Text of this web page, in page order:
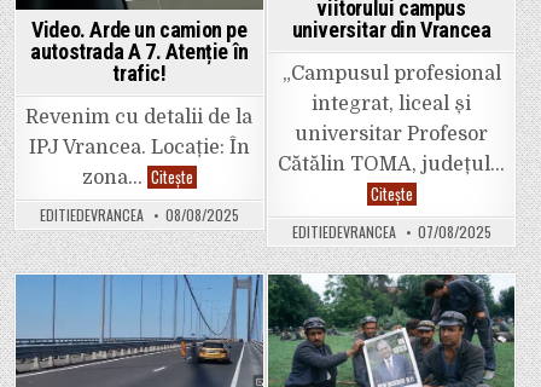
Video. Arde un camion pe
autostrada A 7. Atenție în
trafic!
Revenim cu detalii de la
IPJ Vrancea. Locație: În
zona… CiteșteVideo.
Arde
un
camion
pe
autostrada
A
7.
Atenție
în
trafic!
EDITIEDEVRANCEA 08/08/2025
viitorului campus
universitar din Vrancea
„Campusul profesional
integrat, liceal și
universitar Profesor
Cătălin TOMA, județul…
CiteșteA
fost
lansat
site-
ul
viitorului
campus
universitar
din
Vrancea
EDITIEDEVRANCEA 07/08/2025
in
Posted
in